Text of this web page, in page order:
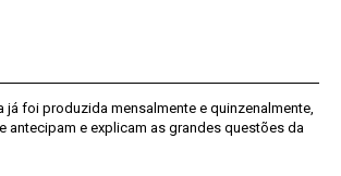
já foi produzida mensalmente e quinzenalmente,
antecipam e explicam as grandes questões da